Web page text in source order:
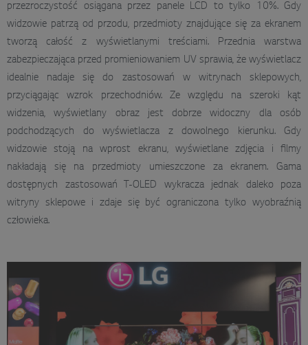
przezroczystość osiągana przez panele LCD to tylko 10%. Gdy
widzowie patrzą od przodu, przedmioty znajdujące się za ekranem
tworzą całość z wyświetlanymi treściami. Przednia warstwa
zabezpieczająca przed promieniowaniem UV sprawia, że wyświetlacz
idealnie nadaje się do zastosowań w witrynach sklepowych,
przyciągając wzrok przechodniów. Ze względu na szeroki kąt
widzenia, wyświetlany obraz jest dobrze widoczny dla osób
podchodzących do wyświetlacza z dowolnego kierunku. Gdy
widzowie stoją na wprost ekranu, wyświetlane zdjęcia i filmy
nakładają się na przedmioty umieszczone za ekranem. Gama
dostępnych zastosowań T-OLED wykracza jednak daleko poza
witryny sklepowe i zdaje się być ograniczona tylko wyobraźnią
człowieka.